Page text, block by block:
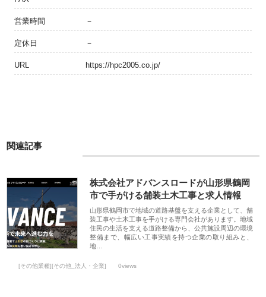
営業時間 －
定休日 －
URL https://hpc2005.co.jp/
関連記事
株式会社アドバンスロードが山形県鶴岡
市で手がける舗装土木工事と求人情報
山形県鶴岡市で地域の道路基盤を支える企業として、舗
装工事や土木工事を手がける専門会社があります。地域
住民の生活を支える道路整備から、公共施設周辺の環境
整備まで、幅広い工事実績を持つ企業の取り組みと、
地…
[その他業種][その他_法人・企業] 0views